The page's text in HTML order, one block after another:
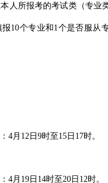
人所报考的考试类（专业
10个专业和1个是否服从
12日9时至15日17时。
19日14时至20日12时。